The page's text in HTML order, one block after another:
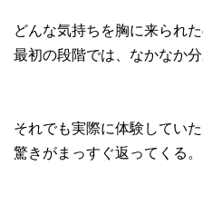
どんな気持ちを胸に来られた
最初の段階では、なかなか
それでも実際に体験していた
驚きがまっすぐ返ってくる。